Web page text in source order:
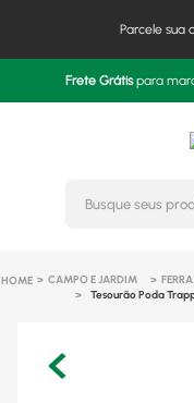
Parcele sua
Frete Grátispara
CAMPO E JARDIM
Tesourão Poda